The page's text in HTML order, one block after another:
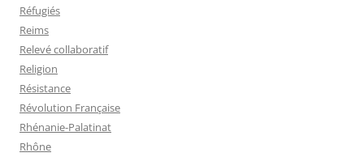
Réfugiés
Reims
Relevé collaboratif
Religion
Résistance
Révolution Française
Rhénanie-Palatinat
Rhône